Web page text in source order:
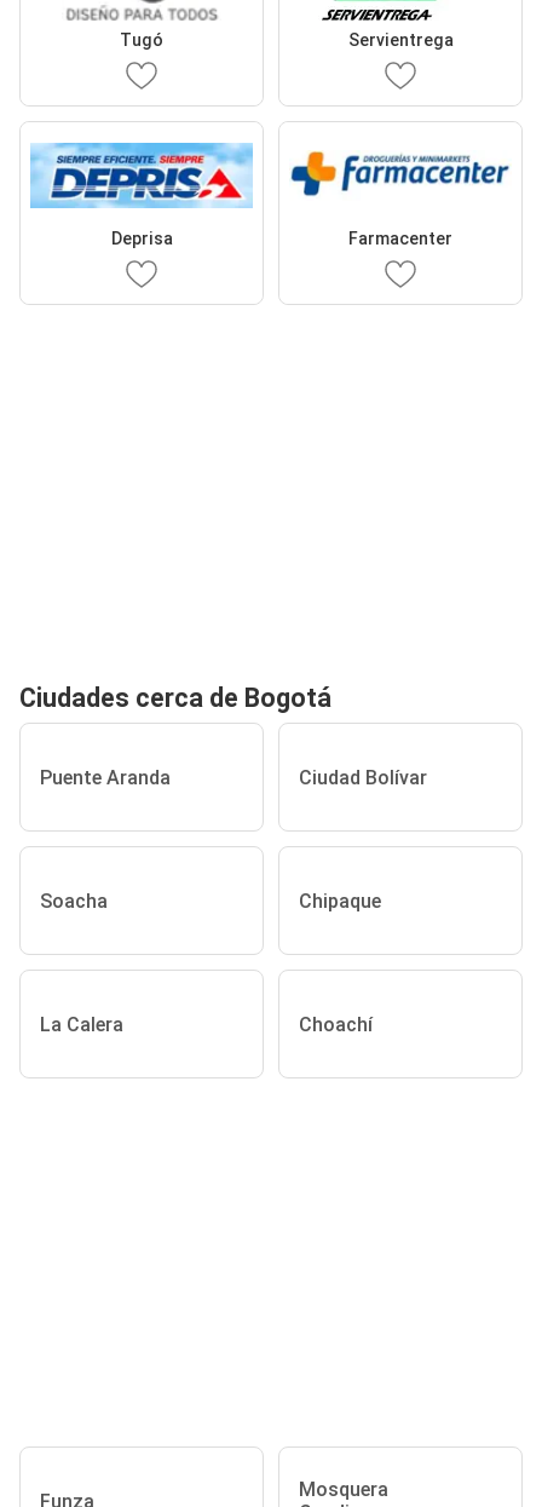
Tugó Servientrega
Deprisa Farmacenter
Ciudades cerca de Bogotá
Puente Aranda Ciudad Bolívar
Soacha Chipaque
La Calera Choachí
Funza
Mosquera